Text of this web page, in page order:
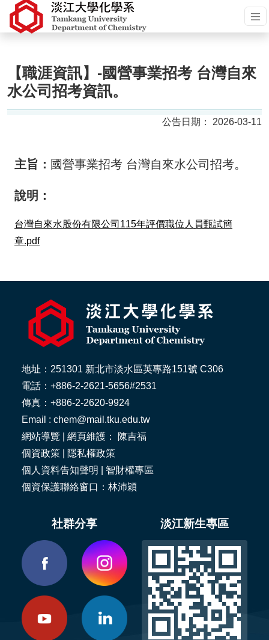
【職涯資訊】-國營事業招考 台灣自來
水公司招考資訊。
2026-03-11
主旨： 國營事業招考 台灣自來水公司招考。
說明：
台灣自來水股份有限公司115年評價職位人員甄試簡
章.pdf
地址：251301 新北市淡水區英專路151號 C306
電話：+886-2-2621-5656#2531
傳真：+886-2-2620-9924
Email : chem@mail.tku.edu.tw
網站導覽 | 網頁維護： 陳吉福
個資政策
隱私權政策
個人資料告知聲明
智財權專區
個資保護聯絡窗口：林沛穎
社群分享 淡江新生專區